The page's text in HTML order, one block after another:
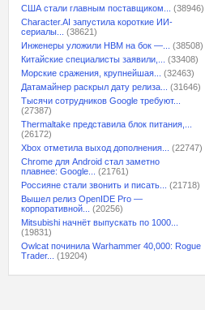
США стали главным поставщиком...
(38946)
Character.AI запустила короткие ИИ-
сериалы...
(38621)
Инженеры уложили HBM на бок —...
(38508)
Китайские специалисты заявили,...
(33408)
Морские сражения, крупнейшая...
(32463)
Датамайнер раскрыл дату релиза...
(31646)
Тысячи сотрудников Google требуют...
(27387)
Thermaltake представила блок питания,...
(26172)
Xbox отметила выход дополнения...
(22747)
Chrome для Android стал заметно
плавнее: Google...
(21761)
Россияне стали звонить и писать...
(21718)
Вышел релиз OpenIDE Pro —
корпоративной...
(20256)
Mitsubishi начнёт выпускать по 1000...
(19831)
Owlcat починила Warhammer 40,000: Rogue
Trader...
(19204)